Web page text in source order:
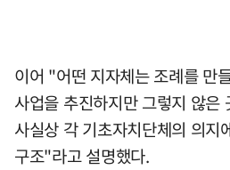
이어 "어떤 지자체는 조례를 만
사업을 추진하지만 그렇지 않
사실상 각 기초자치단체의 의지
구조"라고 설명했다.